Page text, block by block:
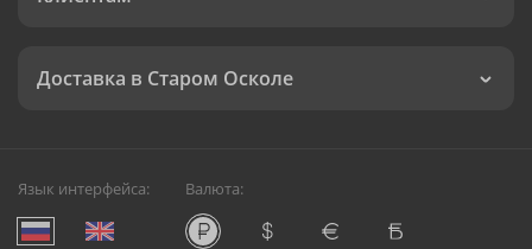
Доставка в Старом Осколе
Язык интерфейса: Валюта: